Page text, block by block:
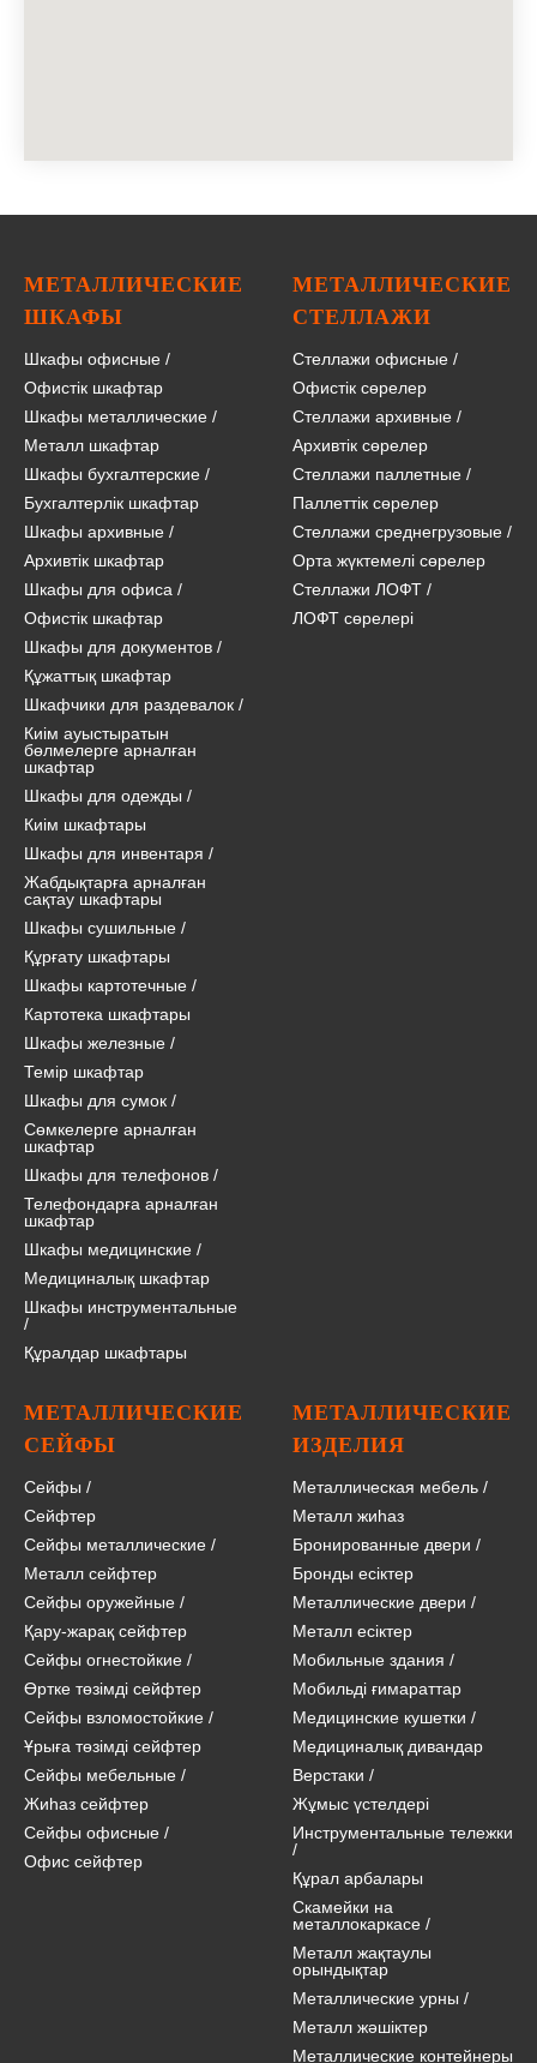
МЕТАЛЛИЧЕСКИЕ
ШКАФЫ
Шкафы офисные /
Офистік шкафтар
Шкафы металлические /
Металл шкафтар
Шкафы бухгалтерские /
Бухгалтерлік шкафтар
Шкафы архивные /
Архивтік шкафтар
Шкафы для офиса /
Офистік шкафтар
Шкафы для документов /
Құжаттық шкафтар
Шкафчики для раздевалок /
Киім ауыстыратын
бөлмелерге арналған
шкафтар
Шкафы для одежды /
Киім шкафтары
Шкафы для инвентаря /
Жабдықтарға арналған
сақтау шкафтары
Шкафы сушильные /
Құрғату шкафтары
Шкафы картотечные /
Картотека шкафтары
Шкафы железные /
Темір шкафтар
Шкафы для сумок /
Сөмкелерге арналған
шкафтар
Шкафы для телефонов /
Телефондарға арналған
шкафтар
Шкафы медицинские /
Медициналық шкафтар
Шкафы инструментальные
/
Құралдар шкафтары
МЕТАЛЛИЧЕСКИЕ
СТЕЛЛАЖИ
Стеллажи офисные /
Офистік сөрелер
Стеллажи архивные /
Архивтік сөрелер
Стеллажи паллетные /
Паллеттік сөрелер
Стеллажи среднегрузовые /
Орта жүктемелі сөрелер
Стеллажи ЛОФТ /
ЛОФТ сөрелері
МЕТАЛЛИЧЕСКИЕ
СЕЙФЫ
Сейфы /
Сейфтер
Сейфы металлические /
Металл сейфтер
Сейфы оружейные /
Қару-жарақ сейфтер
Сейфы огнестойкие /
Өртке төзімді сейфтер
Сейфы взломостойкие /
Ұрыға төзімді сейфтер
Сейфы мебельные /
Жиһаз сейфтер
Сейфы офисные /
Офис сейфтер
МЕТАЛЛИЧЕСКИЕ
ИЗДЕЛИЯ
Металлическая мебель /
Металл жиһаз
Бронированные двери /
Бронды есіктер
Металлические двери /
Металл есіктер
Мобильные здания /
Мобильді ғимараттар
Медицинские кушетки /
Медициналық дивандар
Верстаки /
Жұмыс үстелдері
Инструментальные тележки
/
Құрал арбалары
Скамейки на
металлокаркасе /
Металл жақтаулы
орындықтар
Металлические урны /
Металл жәшіктер
Металлические контейнеры